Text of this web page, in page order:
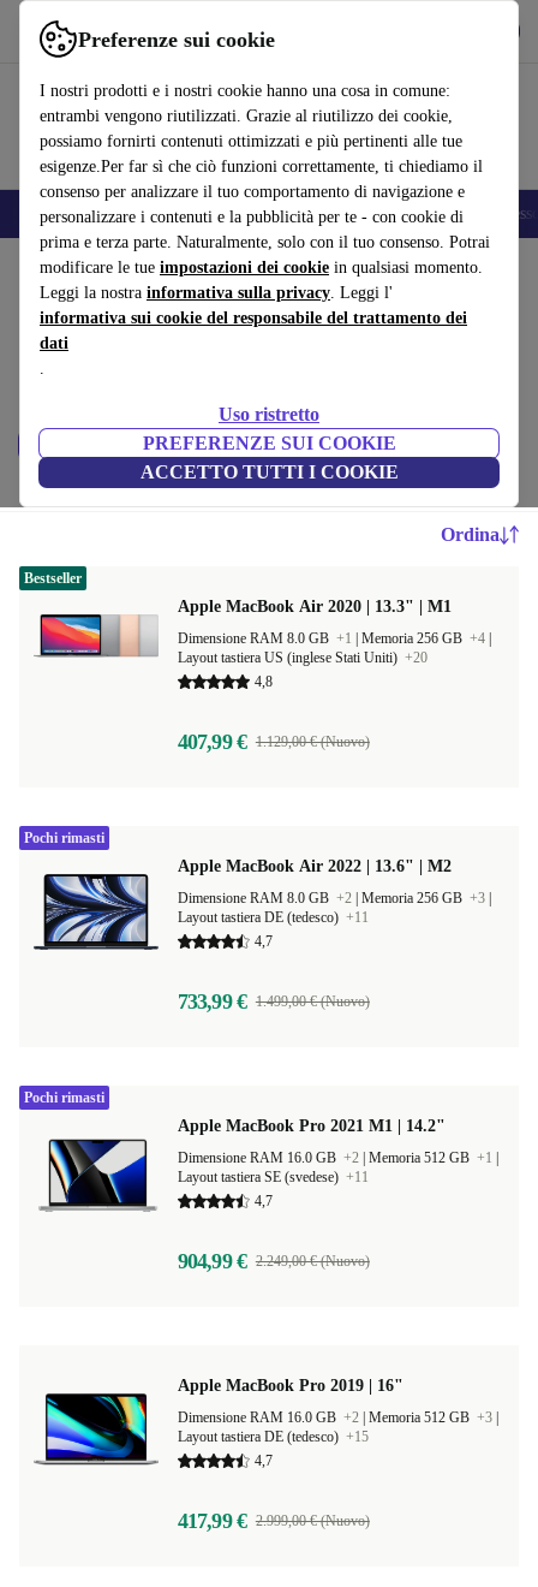
Preferenze sui cookie
I nostri prodotti e i nostri cookie hanno una cosa in comune:
entrambi vengono riutilizzati. Grazie al riutilizzo dei cookie,
possiamo fornirti contenuti ottimizzati e più pertinenti alle tue
esigenze.Per far sì che ciò funzioni correttamente, ti chiediamo il
consenso per analizzare il tuo comportamento di navigazione e
personalizzare i contenuti e la pubblicità per te - con cookie di
prima e terza parte. Naturalmente, solo con il tuo consenso. Potrai
modificare le tue impostazioni dei cookie in qualsiasi momento.
Leggi la nostra informativa sulla privacy. Leggi l'
informativa sui cookie del responsabile del trattamento dei
dati
.
Uso ristretto
PREFERENZE SUI COOKIE
ACCETTO TUTTI I COOKIE
Usa refurbed in modo rapido e semplice
🎒 Back to school Smartphone Portatili Tablet Smartwatch
Home Prodotti Portatili
MacBook:
MacBook ricondizionati certificati sotto 6200 – risparmia fino al 40%.
Resi entro 30 giorni e garanzia di 12 mesi. Acquista in modo sostenibile
Filtra
Ordina
Apple MacBook Air 2020 | 13.3" | M1
Dimensione RAM 8.0 GB +1 Memoria 256 GB +4
Layout tastiera US (inglese Stati Uniti) +20
4,8
407,99 € 1.129,00 € (Nuovo)
Bestseller
Apple MacBook Air 2022 | 13.6" | M2
Dimensione RAM 8.0 GB +2 Memoria 256 GB +3
Layout tastiera DE (tedesco) +11
4,7
733,99 € 1.499,00 € (Nuovo)
Pochi rimasti
Apple MacBook Pro 2021 M1 | 14.2"
Dimensione RAM 16.0 GB +2 Memoria 512 GB +1
Layout tastiera SE (svedese) +11
4,7
904,99 € 2.249,00 € (Nuovo)
Pochi rimasti
Apple MacBook Pro 2019 | 16"
Dimensione RAM 16.0 GB +2 Memoria 512 GB +3
Layout tastiera DE (tedesco) +15
4,7
417,99 € 2.999,00 € (Nuovo)